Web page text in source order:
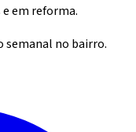
em reforma.
semanal no bairro.